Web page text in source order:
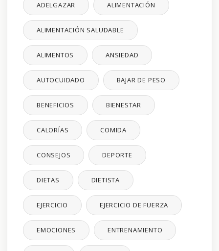
ADELGAZAR ALIMENTACIÓN
ALIMENTACIÓN SALUDABLE
ALIMENTOS ANSIEDAD
AUTOCUIDADO BAJAR DE PESO
BENEFICIOS BIENESTAR
CALORÍAS COMIDA
CONSEJOS DEPORTE
DIETAS DIETISTA
EJERCICIO EJERCICIO DE FUERZA
EMOCIONES ENTRENAMIENTO